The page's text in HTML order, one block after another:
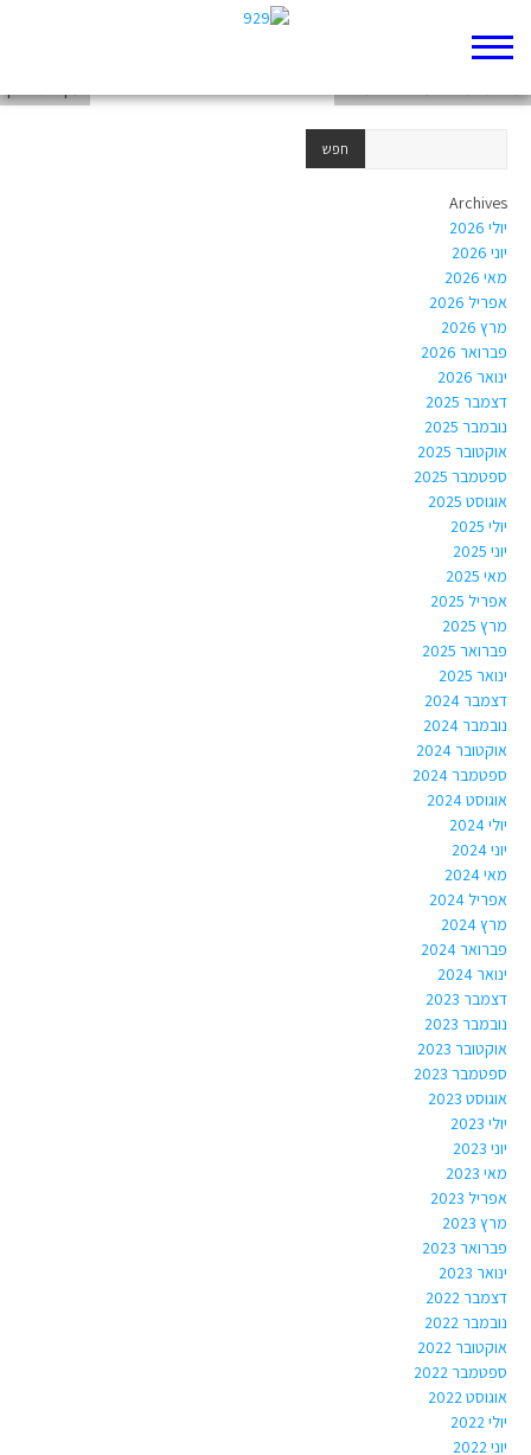
Archives
יולי 2026
יוני 2026
מאי 2026
אפריל 2026
מרץ 2026
פברואר 2026
ינואר 2026
דצמבר 2025
נובמבר 2025
אוקטובר 2025
ספטמבר 2025
אוגוסט 2025
יולי 2025
יוני 2025
מאי 2025
אפריל 2025
מרץ 2025
פברואר 2025
ינואר 2025
דצמבר 2024
נובמבר 2024
אוקטובר 2024
ספטמבר 2024
אוגוסט 2024
יולי 2024
יוני 2024
מאי 2024
אפריל 2024
מרץ 2024
פברואר 2024
ינואר 2024
דצמבר 2023
נובמבר 2023
אוקטובר 2023
ספטמבר 2023
אוגוסט 2023
יולי 2023
יוני 2023
מאי 2023
אפריל 2023
מרץ 2023
פברואר 2023
ינואר 2023
דצמבר 2022
נובמבר 2022
אוקטובר 2022
ספטמבר 2022
אוגוסט 2022
יולי 2022
יוני 2022